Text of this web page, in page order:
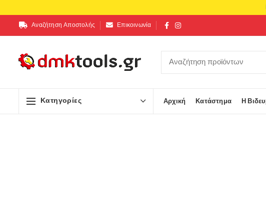
Αναζήτηση Αποστολής Επικοινωνία
Κατηγορίες Αρχική Κατάστημα Η